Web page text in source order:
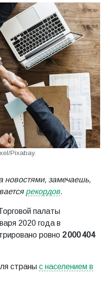
Pixabay.
новостями, замечаешь,
рекордов.
палаты
2020 года в
ровно 2 000 404
страны с населением в